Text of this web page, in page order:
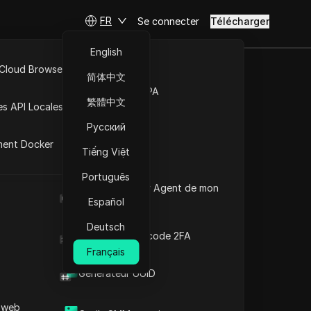
Marché de la RPA
Quel est le User Agent de mon
navigateur
Générateur de code 2FA
Générateur UUID
Browser MCP
API Locales
Docker
FR
English
简体中文
繁體中文
Русский
Tiếng Việt
Português
Español
Deutsch
Français
Se connecter Télécharger
: que
des
Poser des questions
Ouvrir dans ChatGPT
Poser des questions sur cette page
Ouvrir dans Claude
Poser des questions sur cette page